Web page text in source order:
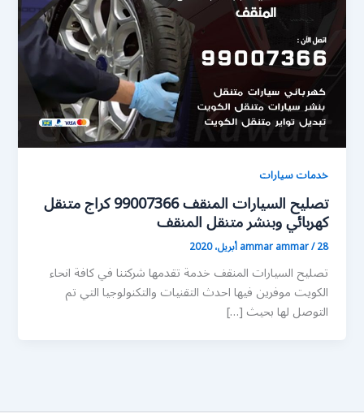
خدمات سيارات
تصليح السيارات المنقف 99007366 كراج متنقل
كهربائي وبنشر متنقل المنقف
ammar ammar/28 أبريل، 2020
تصليح السيارات المنقف خدمة تقدمها شركتنا في كافة انحاء
الكويت موفرين فيها احدث التقنيات والتكنولوجيا التي تم
التوصل لها بحيث […]